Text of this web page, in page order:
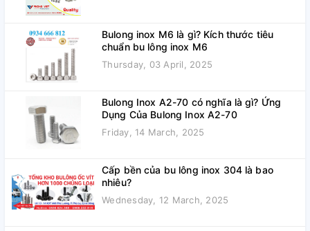
Bulong inox M6 là gì? Kích thước tiêu
chuẩn bu lông inox M6
Thursday, 03 April, 2025
Bulong Inox A2-70 có nghĩa là gì? Ứng
Dụng Của Bulong Inox A2-70
Friday, 14 March, 2025
Cấp bền của bu lông inox 304 là bao
nhiêu?
Wednesday, 12 March, 2025